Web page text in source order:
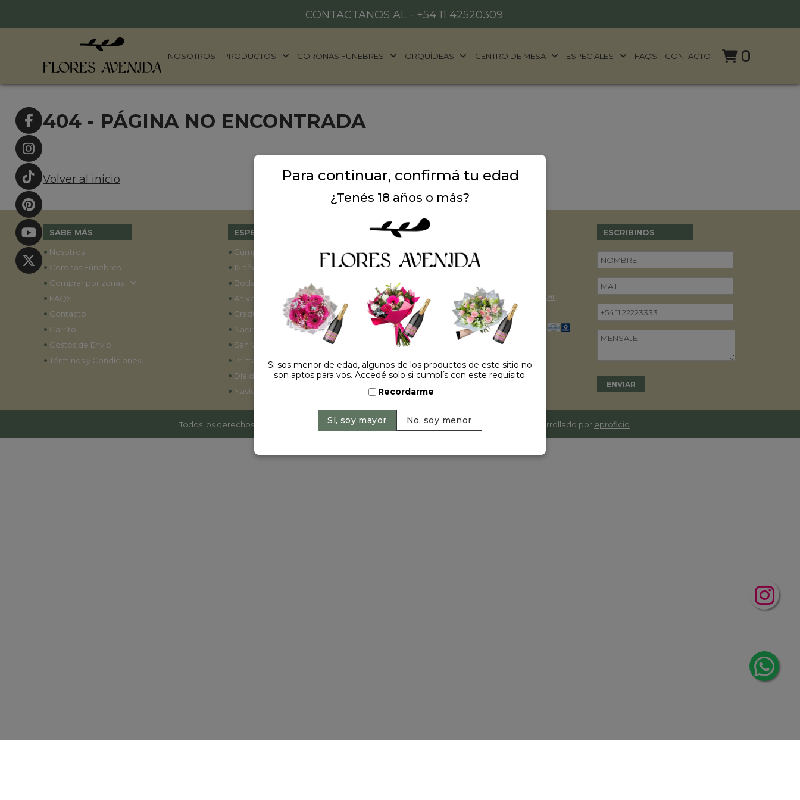
CONTACTANOS AL - +54 11 42520309
NOSOTROS PRODUCTOS CORONAS FUNEBRES ORQUÍDEAS CENTRO DE MESA ESPECIALES FAQS CONTACTO 0
404 - PÁGINA NO ENCONTRADA
Volver al inicio
SABE MÁS
• Nosotros
• Coronas Fúnebres
• Comprar por zonas
• FAQS
• Contacto
• Carrito
• Costos de Envío
• Términos y Condiciones
ESPECIALES
• Cumpleaños
• 15 años
• Bodas
• Aniversarios
• Graduaciones
• Nacimientos
• San Valentín
• Primavera 2022
• Día de la madre
• Navidad y año nuevo
DONDE ESTAMOS
Ubicación: Argentina
contacto@floresavenida.com.ar
ESCRIBINOS
Todos los derechos reservados | 2026 © Flores Avenida. | Argentina. -+54 11 42520309 | Sitio desarrollado por eproficio
Para continuar, confirmá tu edad
¿Tenés 18 años o más?
Si sos menor de edad, algunos de los productos de este sitio no
son aptos para vos. Accedé solo si cumplís con este requisito.
Recordarme